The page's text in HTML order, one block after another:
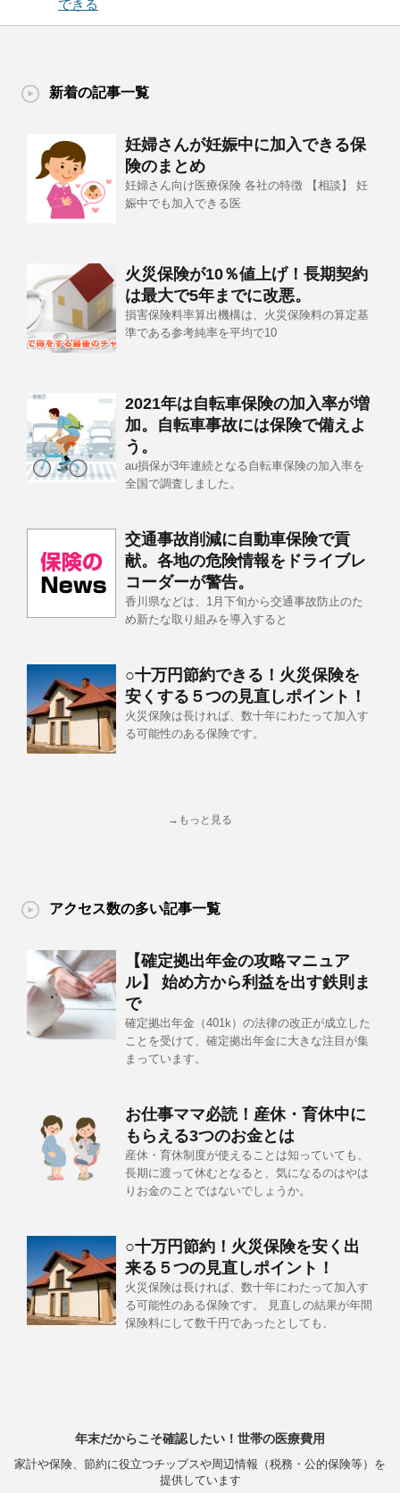
できる
新着の記事一覧
妊婦さんが妊娠中に加入できる保
険のまとめ
妊婦さん向け医療保険 各社の特徴 【相談】 妊
娠中でも加入できる医
火災保険が10％値上げ！長期契約
は最大で5年までに改悪。
損害保険料率算出機構は、火災保険料の算定基
準である参考純率を平均で10
2021年は自転車保険の加入率が増
加。自転車事故には保険で備えよ
う。
au損保が3年連続となる自転車保険の加入率を
全国で調査しました。
交通事故削減に自動車保険で貢
献。各地の危険情報をドライブレ
コーダーが警告。
香川県などは、1月下旬から交通事故防止のた
め新たな取り組みを導入すると
○十万円節約できる！火災保険を
安くする５つの見直しポイント！
火災保険は長ければ、数十年にわたって加入す
る可能性のある保険です。
→もっと見る
アクセス数の多い記事一覧
【確定拠出年金の攻略マニュア
ル】 始め方から利益を出す鉄則ま
で
確定拠出年金（401k）の法律の改正が成立した
ことを受けて、確定拠出年金に大きな注目が集
まっています。
お仕事ママ必読！産休・育休中に
もらえる3つのお金とは
産休・育休制度が使えることは知っていても、
長期に渡って休むとなると、気になるのはやは
りお金のことではないでしょうか。
○十万円節約！火災保険を安く出
来る５つの見直しポイント！
火災保険は長ければ、数十年にわたって加入す
る可能性のある保険です。 見直しの結果が年間
保険料にして数千円であったとしても、
年末だからこそ確認したい！世帯の医療費用
家計や保険、節約に役立つチップスや周辺情報（税務・公的保険等）を
提供しています